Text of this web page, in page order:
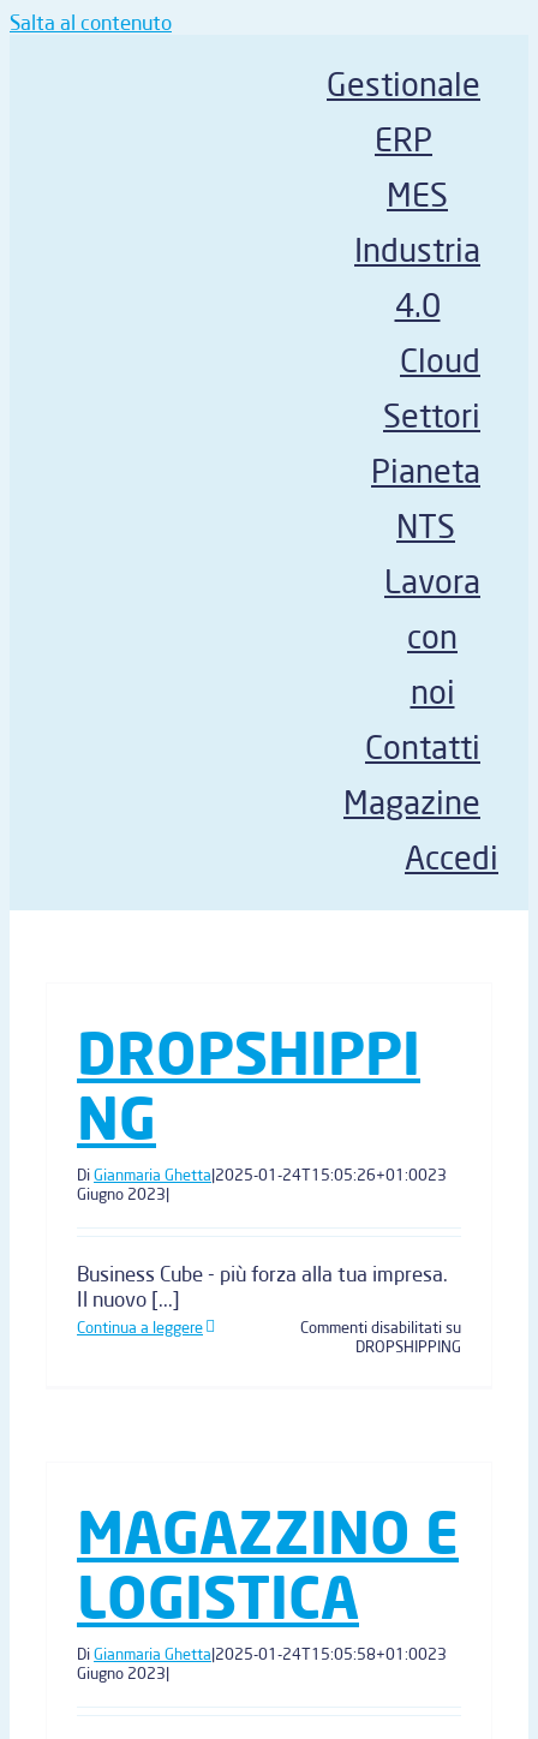
Salta al contenuto
Gestionale
ERP
MES
Industria
4.0
Cloud
Settori
Pianeta
NTS
Lavora
con
noi
Contatti
Magazine
Accedi
DROPSHIPPI
NG
DiGianmaria Ghetta|2025-01-24T15:05:26+01:0023
Giugno 2023|
Business Cube - più forza alla tua impresa.
Il nuovo [...]
Continua a leggere Commenti disabilitatisu
DROPSHIPPING
MAGAZZINO E
LOGISTICA
DiGianmaria Ghetta|2025-01-24T15:05:58+01:0023
Giugno 2023|